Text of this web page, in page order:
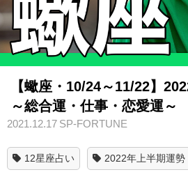
【蠍座・10/24～11/22】
～総合運・仕事・恋愛運～
2021.12.17 SP-FORTUNE
12星座占い 2022年上半期運勢